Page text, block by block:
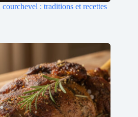
: traditions et recettes